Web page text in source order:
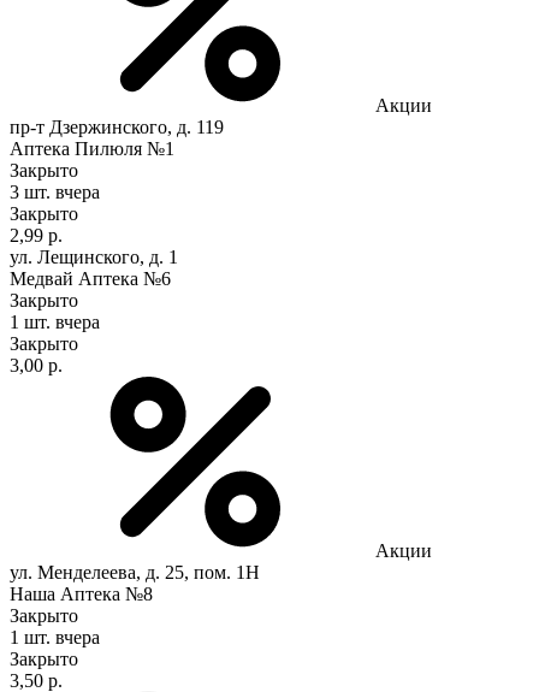
Акции
пр-т Дзержинского, д. 119
Аптека Пилюля №1
Закрыто
3 шт. вчера
Закрыто
2,99 р.
ул. Лещинского, д. 1
Медвай Аптека №6
Закрыто
1 шт. вчера
Закрыто
3,00 р.
Акции
ул. Менделеева, д. 25, пом. 1Н
Наша Аптека №8
Закрыто
1 шт. вчера
Закрыто
3,50 р.